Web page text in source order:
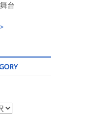
舞台